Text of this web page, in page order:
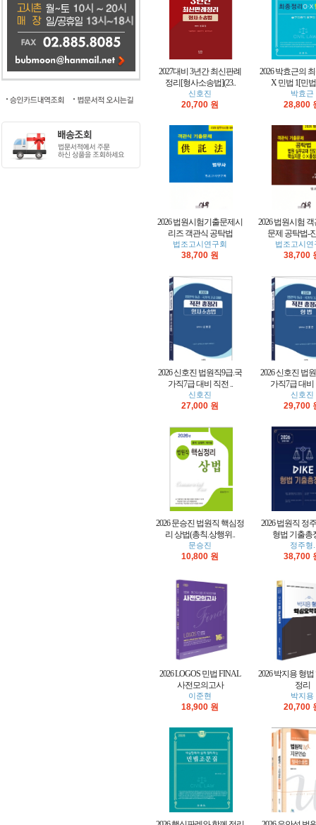
2027대비 3년간 최신판례
정리[형사소송법](23..
신호진
20,700 원
2026 박효근의
X 민법 1[민
박효근
28,800
2026 법원시험기출문제시
리즈 객관식 공탁법
법조고시연구회
38,700 원
2026 법원시험
문제 공탁법-
법조고시연
38,700
2026 신호진 법원직9급.국
가직7급 대비 직전 ..
신호진
27,000 원
2026 신호진 법
가직7급 대비
신호진
29,700
2026 문승진 법원직 핵심정
리 상법(총칙.상행위..
문승진
10,800 원
2026 법원직 정
형법 기출총
정주형.
38,700
2026 LOGOS 민법 FINAL
사전모의고사
이준현
18,900 원
2026 박지용 형
정리
박지용
20,700